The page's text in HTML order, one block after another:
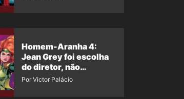
Homem-Aranha 4:
Jean Grey foi escolha
do diretor, não
imposição da Marvel
Por Victor Palácio